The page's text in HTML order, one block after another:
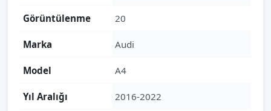
Görüntülenme 20
Marka Audi
Model A4
Yıl Aralığı 2016-2022